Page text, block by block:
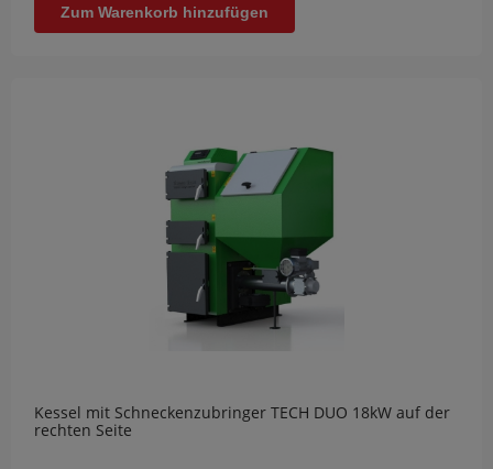
Zum Warenkorb hinzufügen
Kessel mit Schneckenzubringer TECH DUO 18kW auf der
rechten Seite